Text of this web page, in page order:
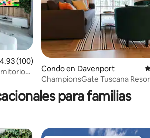
promedio: 4.93 de 5, 100 reseñas
4.93 (100)
Condo en Davenport
ChampionsGate Tuscana
minutos de Disney!
para familias